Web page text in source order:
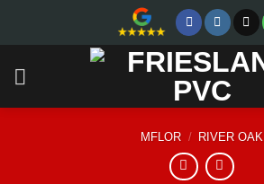
MFLOR / RIVER OAK